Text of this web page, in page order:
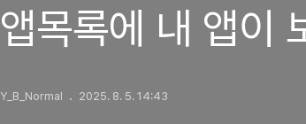
앱목록에 내 앱이
Y_B_Normal 2025. 8. 5. 14:43